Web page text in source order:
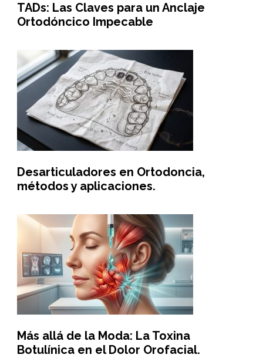
TADs: Las Claves para un Anclaje
Ortodóncico Impecable
Desarticuladores en Ortodoncia,
métodos y aplicaciones.
Más allá de la Moda: La Toxina
Botulínica en el Dolor Orofacial.